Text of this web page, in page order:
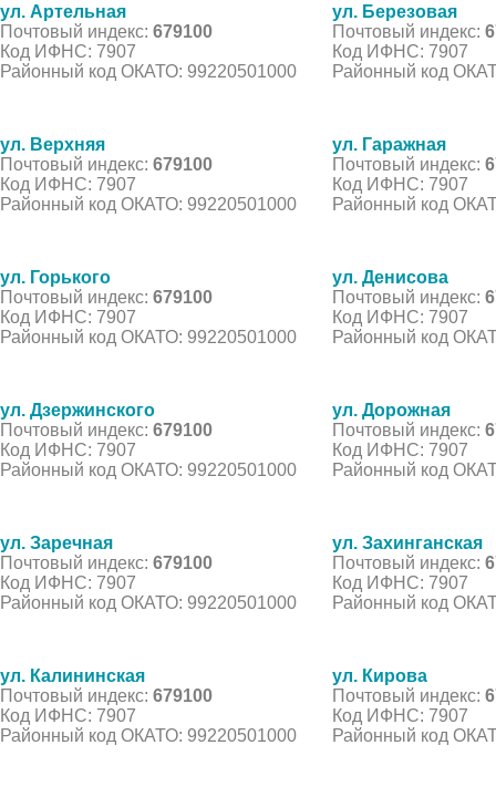
ул. Артельная
Почтовый индекс: 679100
Код ИФНС: 7907
Районный код ОКАТО: 99220501000
ул. Березовая
Почтовый индекс:
Код ИФНС: 7907
Районный код
ул. Верхняя
Почтовый индекс: 679100
Код ИФНС: 7907
Районный код ОКАТО: 99220501000
ул. Гаражная
Почтовый индекс:
Код ИФНС: 7907
Районный код
ул. Горького
Почтовый индекс: 679100
Код ИФНС: 7907
Районный код ОКАТО: 99220501000
ул. Денисова
Почтовый индекс:
Код ИФНС: 7907
Районный код
ул. Дзержинского
Почтовый индекс: 679100
Код ИФНС: 7907
Районный код ОКАТО: 99220501000
ул. Дорожная
Почтовый индекс:
Код ИФНС: 7907
Районный код
ул. Заречная
Почтовый индекс: 679100
Код ИФНС: 7907
Районный код ОКАТО: 99220501000
ул. Захинганская
Почтовый индекс:
Код ИФНС: 7907
Районный код
ул. Калининская
Почтовый индекс: 679100
Код ИФНС: 7907
Районный код ОКАТО: 99220501000
ул. Кирова
Почтовый индекс:
Код ИФНС: 7907
Районный код